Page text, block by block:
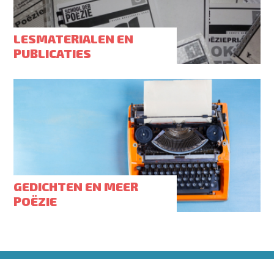
LESMATERIALEN EN
PUBLICATIES
GEDICHTEN EN MEER
POËZIE